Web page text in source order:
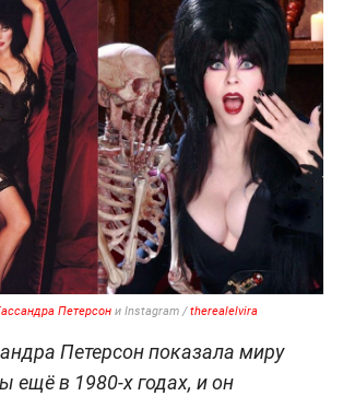
Петерсони Instagram /therealelvira
Петерсон показала миру
ещё в 1980-х годах, и он